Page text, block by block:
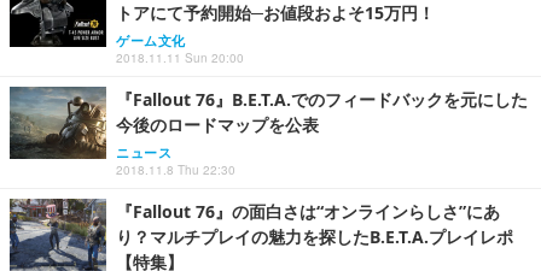
トアにて予約開始─お値段およそ15万円！
ゲーム文化
2018.11.11 Sun 20:00
『Fallout 76』B.E.T.A.でのフィードバックを元にした
今後のロードマップを公表
ニュース
2018.11.8 Thu 22:30
『Fallout 76』の面白さは“オンラインらしさ”にあ
り？マルチプレイの魅力を探したB.E.T.A.プレイレポ
【特集】